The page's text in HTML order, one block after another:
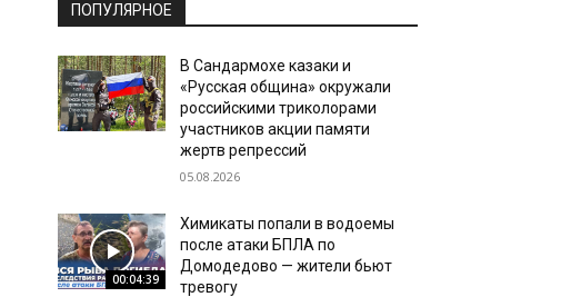
ПОПУЛЯРНОЕ
В Сандармохе казаки и
«Русская община» окружали
российскими триколорами
участников акции памяти
жертв репрессий
05.08.2026
00:04:39
Химикаты попали в водоемы
после атаки БПЛА по
Домодедово — жители бьют
тревогу